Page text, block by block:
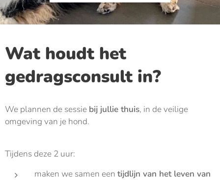
Wat houdt het
gedragsconsult in?
We plannen de sessie bij jullie thuis, in de veilige
omgeving van je hond.
Tijdens deze 2 uur:
maken we samen een tijdlijn van het leven van